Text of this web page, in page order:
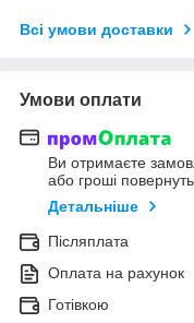
Всі умови доставки
Умови оплати
Ви отримаєте
або гроші
Детальніше
Післяплата
Оплата на рахунок
Готівкою